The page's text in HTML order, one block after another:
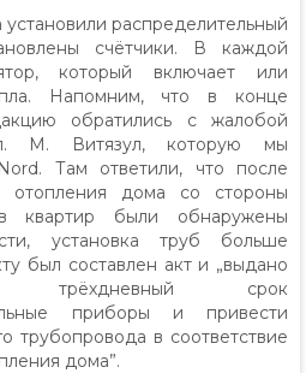
распределительный
счётчики. В каждой
который включает или
Напомним, что в конце
обратились с жалобой
М. Витязул, которую мы
Там ответили, что после
отопления дома со стороны
квартир были обнаружены
установка труб больше
был составлен акт и „выдано
трёхдневный срок
приборы и привести
трубопровода в соответствие
отопления дома”.